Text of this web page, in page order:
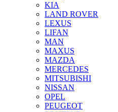
KIA
LAND ROVER
LEXUS
LIFAN
MAN
MAXUS
MAZDA
MERCEDES
MITSUBISHI
NISSAN
OPEL
PEUGEOT